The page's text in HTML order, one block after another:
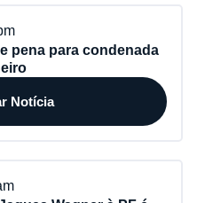
pena para condenada
Notícia